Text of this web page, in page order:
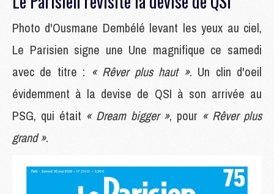
Photo d'Ousmane Dembélé levant les yeux au ciel,
Le Parisien signe une Une magnifique ce samedi
avec de titre : « Rêver plus haut ». Un clin d'oeil
évidemment à la devise de QSI à son arrivée au
PSG, qui était « Dream bigger », pour « Rêver plus
grand ».